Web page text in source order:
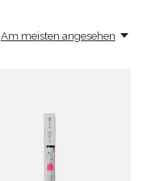
Am meisten angesehen